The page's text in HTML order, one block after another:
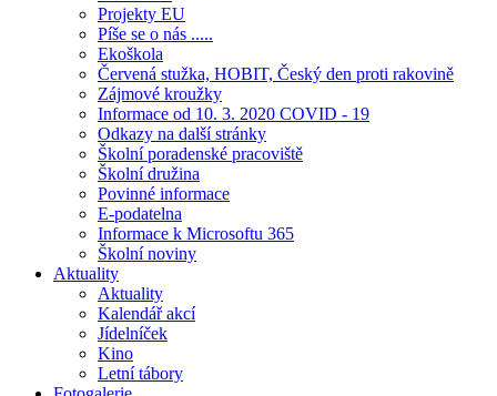
Projekty EU
Píše se o nás .....
Ekoškola
Červená stužka, HOBIT, Český den proti rakovině
Zájmové kroužky
Informace od 10. 3. 2020 COVID - 19
Odkazy na další stránky
Školní poradenské pracoviště
Školní družina
Povinné informace
E-podatelna
Informace k Microsoftu 365
Školní noviny
Aktuality
Aktuality
Kalendář akcí
Jídelníček
Kino
Letní tábory